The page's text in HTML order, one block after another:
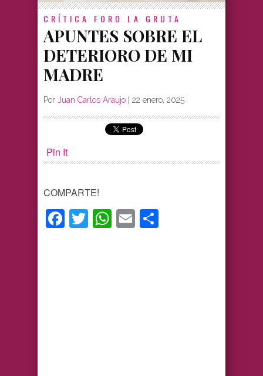
CRÍTICA FORO LA GRUTA
APUNTES SOBRE EL
DETERIORO DE MI
MADRE
Por Juan Carlos Araujo | 22 enero, 2025
Pin It
COMPARTE!
Facebook
TwitterWhatsApp
Email